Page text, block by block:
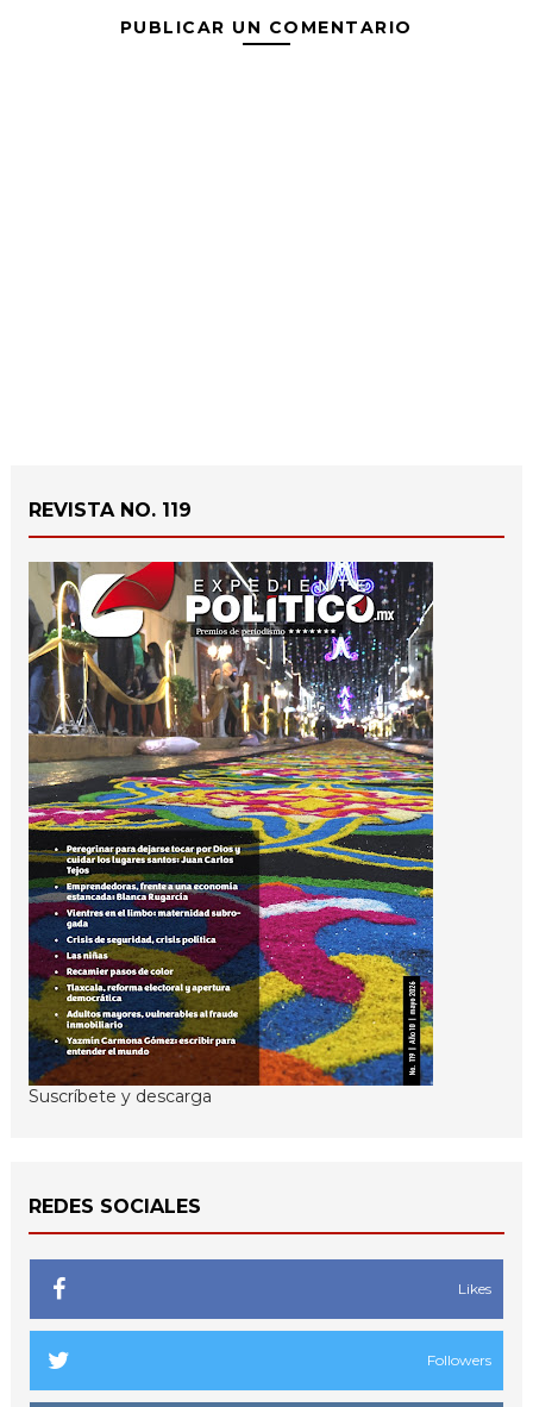
PUBLICAR UN COMENTARIO
REVISTA NO. 119
Suscríbete y descarga
REDES SOCIALES
Likes
Followers